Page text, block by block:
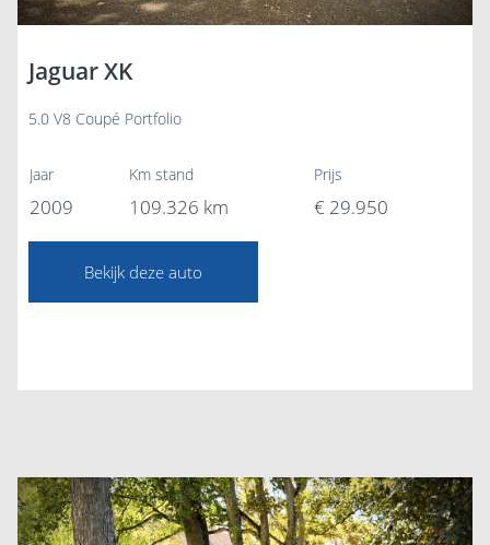
Jaguar XK
5.0 V8 Coupé Portfolio
Jaar
2009
Km stand
109.326 km
Prijs
€ 29.950
Bekijk deze auto